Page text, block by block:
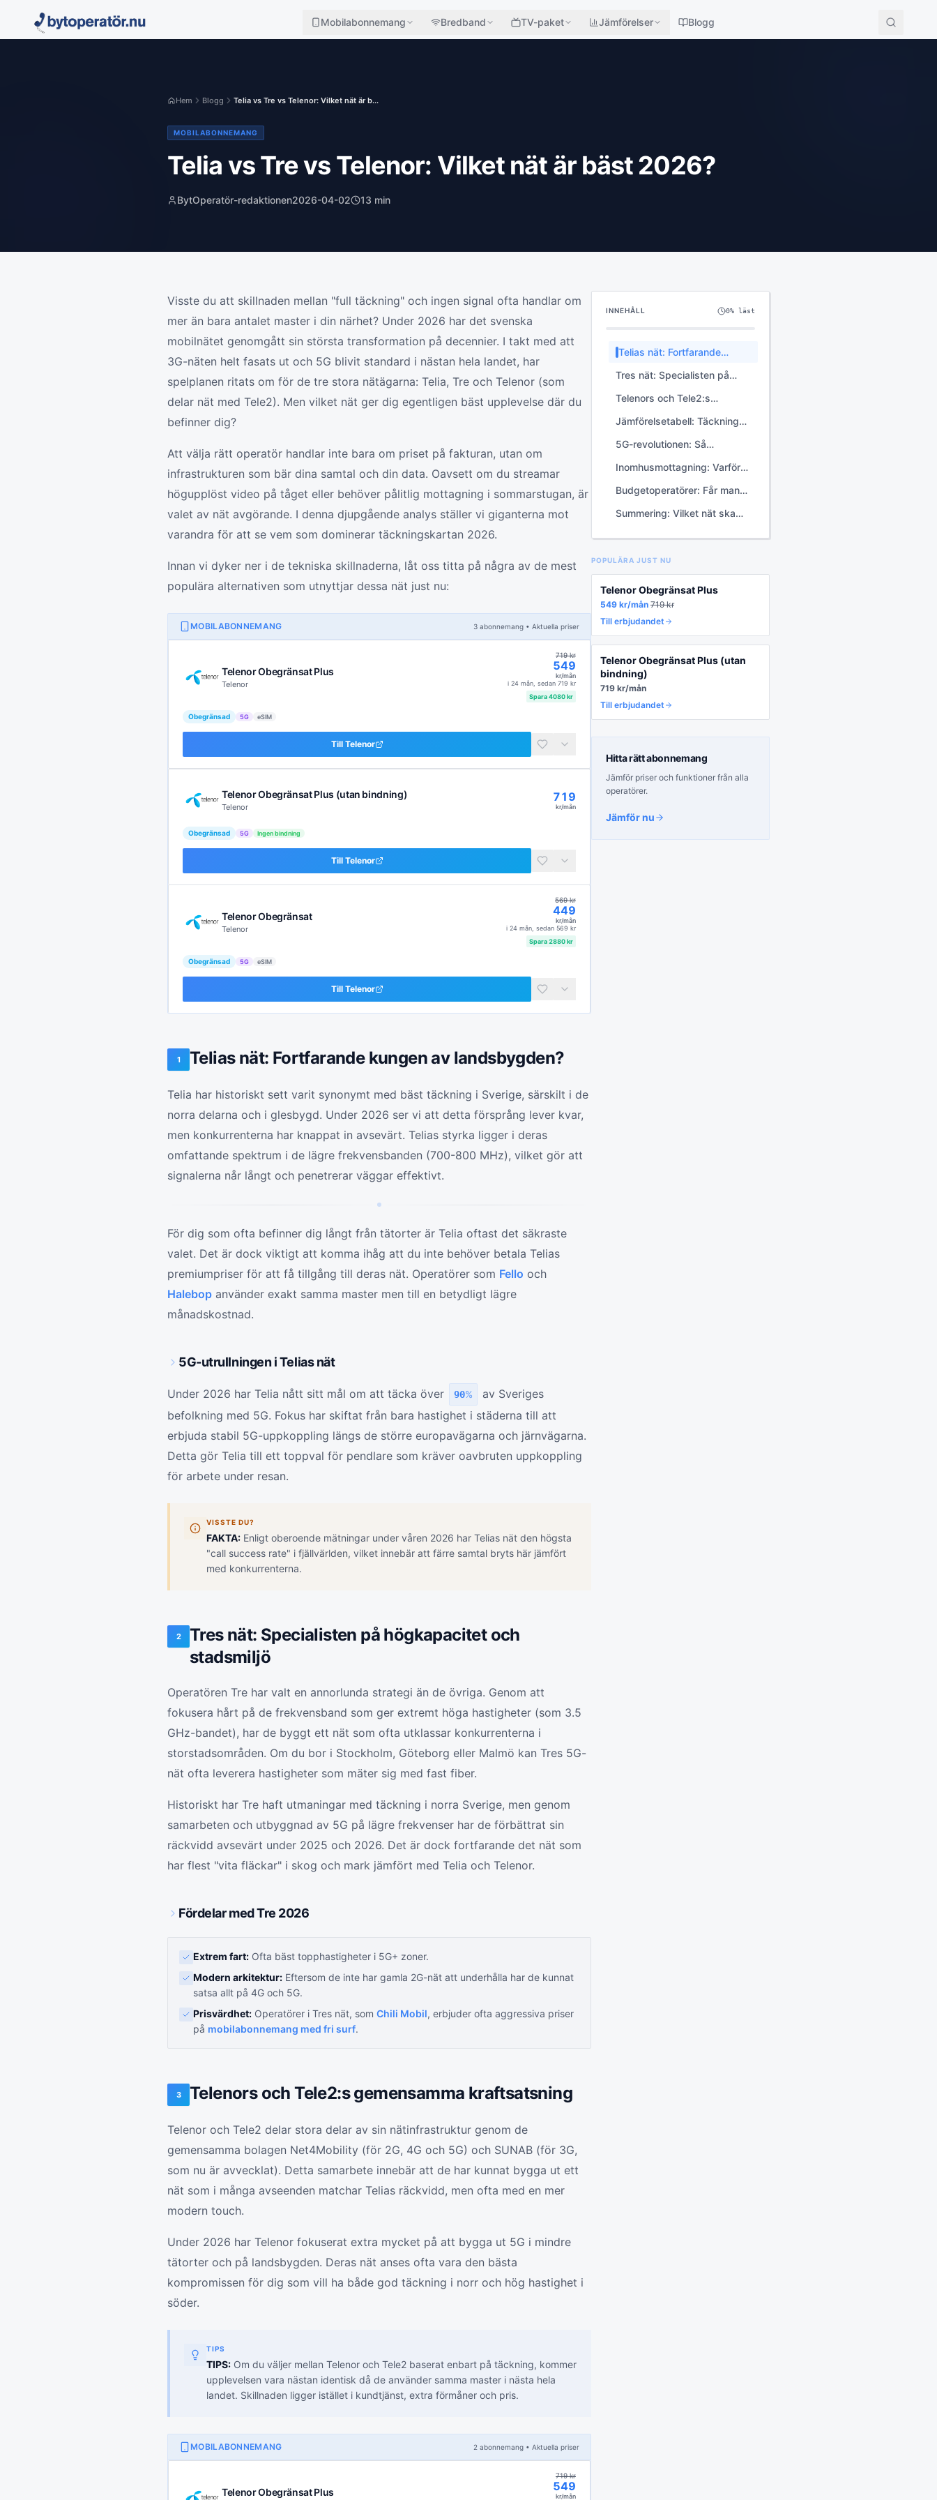
Mobilabonnemang Bredband TV-paket Jämförelser Blogg
Hem Blogg Telia vs Tre vs Telenor: Vilket nät är b...
MOBILABONNEMANG
Telia vs Tre vs Telenor: Vilket nät är bäst 2026?
BytOperatör-redaktionen2026-04-02 13 min
Visste du att skillnaden mellan "full täckning" och ingen signal ofta handlar om
mer än bara antalet master i din närhet? Under 2026 har det svenska
mobilnätet genomgått sin största transformation på decennier. I takt med att
3G-näten helt fasats ut och 5G blivit standard i nästan hela landet, har
spelplanen ritats om för de tre stora nätägarna: Telia, Tre och Telenor (som
delar nät med Tele2). Men vilket nät ger dig egentligen bäst upplevelse där du
befinner dig?
Att välja rätt operatör handlar inte bara om priset på fakturan, utan om
infrastrukturen som bär dina samtal och din data. Oavsett om du streamar
högupplöst video på tåget eller behöver pålitlig mottagning i sommarstugan, är
valet av nät avgörande. I denna djupgående analys ställer vi giganterna mot
varandra för att se vem som dominerar täckningskartan 2026.
Innan vi dyker ner i de tekniska skillnaderna, låt oss titta på några av de mest
populära alternativen som utnyttjar dessa nät just nu:
MOBILABONNEMANG 3 abonnemang • Aktuella priser
Telenor Obegränsat Plus
Telenor
719kr
549
kr/mån
i 24 mån , sedan 719 kr
Spara4080kr
Obegränsad 5G eSIM
Till Telenor
Telenor Obegränsat Plus (utan bindning)
Telenor
719
kr/mån
Obegränsad 5G Ingen bindning
Till Telenor
Telenor Obegränsat
Telenor
569kr
449
kr/mån
i 24 mån , sedan 569 kr
Spara2880kr
Obegränsad 5G eSIM
Till Telenor
1 Telias nät: Fortfarande kungen av landsbygden?
Telia har historiskt sett varit synonymt med bäst täckning i Sverige, särskilt i de
norra delarna och i glesbygd. Under 2026 ser vi att detta försprång lever kvar,
men konkurrenterna har knappat in avsevärt. Telias styrka ligger i deras
omfattande spektrum i de lägre frekvensbanden (700-800 MHz), vilket gör att
signalerna når långt och penetrerar väggar effektivt.
För dig som ofta befinner dig långt från tätorter är Telia oftast det säkraste
valet. Det är dock viktigt att komma ihåg att du inte behöver betala Telias
premiumpriser för att få tillgång till deras nät. Operatörer som Fello och
Halebop använder exakt samma master men till en betydligt lägre
månadskostnad.
5G-utrullningen i Telias nät
Under 2026 har Telia nått sitt mål om att täcka över 90%
av Sveriges
befolkning med 5G. Fokus har skiftat från bara hastighet i städerna till att
erbjuda stabil 5G-uppkoppling längs de större europavägarna och järnvägarna.
Detta gör Telia till ett toppval för pendlare som kräver oavbruten uppkoppling
för arbete under resan.
VISSTE DU?
FAKTA: Enligt oberoende mätningar under våren 2026 har Telias nät den högsta
"call success rate" i fjällvärlden, vilket innebär att färre samtal bryts här jämfört
med konkurrenterna.
2
Tres nät: Specialisten på högkapacitet och
stadsmiljö
Operatören Tre har valt en annorlunda strategi än de övriga. Genom att
fokusera hårt på de frekvensband som ger extremt höga hastigheter (som 3.5
GHz-bandet), har de byggt ett nät som ofta utklassar konkurrenterna i
storstadsområden. Om du bor i Stockholm, Göteborg eller Malmö kan Tres 5G-
nät ofta leverera hastigheter som mäter sig med fast fiber.
Historiskt har Tre haft utmaningar med täckning i norra Sverige, men genom
samarbeten och utbyggnad av 5G på lägre frekvenser har de förbättrat sin
räckvidd avsevärt under 2025 och 2026. Det är dock fortfarande det nät som
har flest "vita fläckar" i skog och mark jämfört med Telia och Telenor.
Fördelar med Tre 2026
Extrem fart: Ofta bäst topphastigheter i 5G+ zoner.
Modern arkitektur: Eftersom de inte har gamla 2G-nät att underhålla har de kunnat
satsa allt på 4G och 5G.
Prisvärdhet: Operatörer i Tres nät, som Chili Mobil, erbjuder ofta aggressiva priser
på mobilabonnemang med fri surf.
3 Telenors och Tele2:s gemensamma kraftsatsning
Telenor och Tele2 delar stora delar av sin nätinfrastruktur genom de
gemensamma bolagen Net4Mobility (för 2G, 4G och 5G) och SUNAB (för 3G,
som nu är avvecklat). Detta samarbete innebär att de har kunnat bygga ut ett
nät som i många avseenden matchar Telias räckvidd, men ofta med en mer
modern touch.
Under 2026 har Telenor fokuserat extra mycket på att bygga ut 5G i mindre
tätorter och på landsbygden. Deras nät anses ofta vara den bästa
kompromissen för dig som vill ha både god täckning i norr och hög hastighet i
söder.
TIPS
TIPS: Om du väljer mellan Telenor och Tele2 baserat enbart på täckning, kommer
upplevelsen vara nästan identisk då de använder samma master i nästa hela
landet. Skillnaden ligger istället i kundtjänst, extra förmåner och pris.
MOBILABONNEMANG 2 abonnemang • Aktuella priser
Telenor Obegränsat Plus
719kr
549
kr/mån
INNEHÅLL 0% läst
Telias nät: Fortfarande
Tres nät: Specialisten på
Telenors och Tele2:s
Jämförelsetabell: Täckning
5G-revolutionen: Så
Inomhusmottagning: Varför
Budgetoperatörer: Får man
operatör?
Summering: Vilket nät ska
POPULÄRA JUST NU
Telenor Obegränsat Plus
549 kr/mån 719kr
Till erbjudandet
Telenor Obegränsat Plus (utan
bindning)
719 kr/mån
Till erbjudandet
Hitta rättabonnemang
Jämför priser och funktioner från alla
operatörer.
Jämför nu